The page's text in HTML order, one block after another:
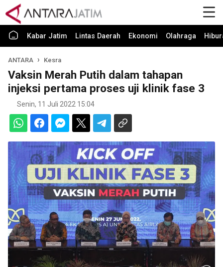
Kabar Jatim Lintas Daerah Ekonomi Olahraga
ANTARA Kesra
Vaksin Merah Putih dalam tahapan
injeksi pertama proses uji klinik fase 3
Senin, 11 Juli 2022 15:04